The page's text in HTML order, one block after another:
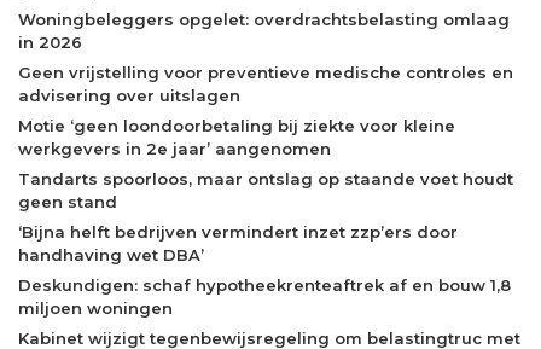
Woningbeleggers opgelet: overdrachtsbelasting omlaag
in 2026
Geen vrijstelling voor preventieve medische controles en
advisering over uitslagen
Motie ‘geen loondoorbetaling bij ziekte voor kleine
werkgevers in 2e jaar’ aangenomen
Tandarts spoorloos, maar ontslag op staande voet houdt
geen stand
‘Bijna helft bedrijven vermindert inzet zzp’ers door
handhaving wet DBA’
Deskundigen: schaf hypotheekrenteaftrek af en bouw 1,8
miljoen woningen
Kabinet wijzigt tegenbewijsregeling om belastingtruc met